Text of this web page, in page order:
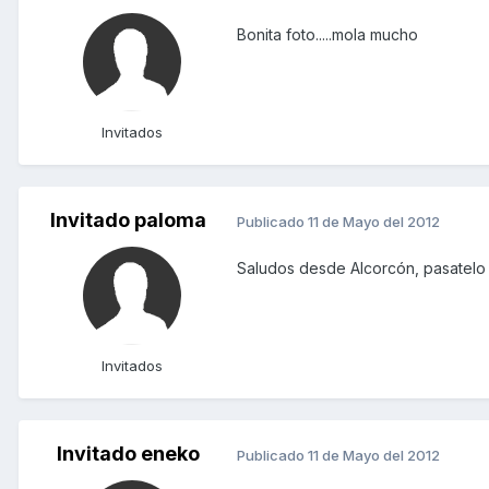
Invitados
Bonita foto.....mola mucho
Invitado paloma
Invitados
Publicado 11 de Mayo del 2012
Saludos desde Alcorcón,
Invitado eneko Publicado 11 de Mayo del 2012